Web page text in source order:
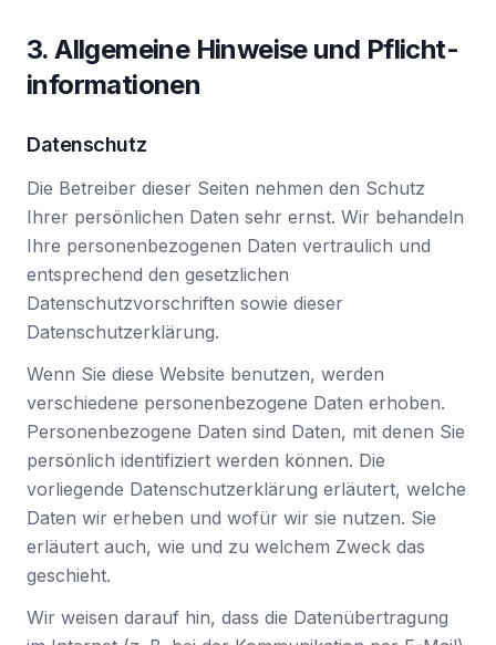
3. Allgemeine Hinweise und Pflicht­
informationen
Datenschutz
Die Betreiber dieser Seiten nehmen den Schutz
Ihrer persönlichen Daten sehr ernst. Wir behandeln
Ihre personenbezogenen Daten vertraulich und
entsprechend den gesetzlichen
Datenschutzvorschriften sowie dieser
Datenschutzerklärung.
Wenn Sie diese Website benutzen, werden
verschiedene personenbezogene Daten erhoben.
Personenbezogene Daten sind Daten, mit denen Sie
persönlich identifiziert werden können. Die
vorliegende Datenschutzerklärung erläutert, welche
Daten wir erheben und wofür wir sie nutzen. Sie
erläutert auch, wie und zu welchem Zweck das
geschieht.
Wir weisen darauf hin, dass die Datenübertragung